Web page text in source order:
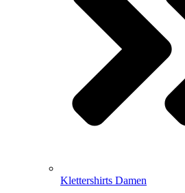
Klettershirts Damen